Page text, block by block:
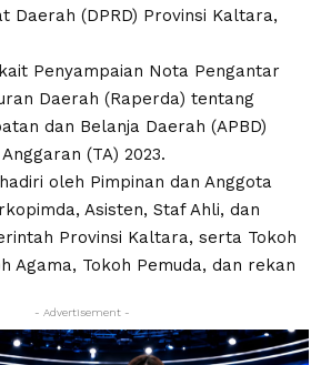
Daerah (DPRD) Provinsi Kaltara,
Penyampaian Nota Pengantar
Daerah (Raperda) tentang
dan Belanja Daerah (APBD)
(TA) 2023.
oleh Pimpinan dan Anggota
Asisten, Staf Ahli, dan
Provinsi Kaltara, serta Tokoh
Agama, Tokoh Pemuda, dan rekan
- Advertisement -